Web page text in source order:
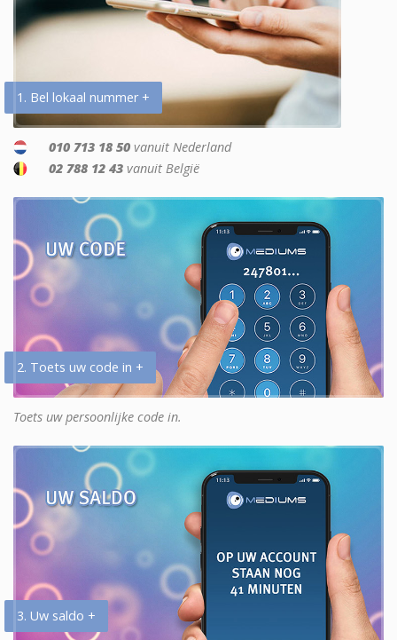
1. Bel lokaal nummer +
010 713 18 50 vanuit Nederland
02 788 12 43 vanuit België
2. Toets uw code in +
Toets uw persoonlijke code in.
3. Uw saldo +